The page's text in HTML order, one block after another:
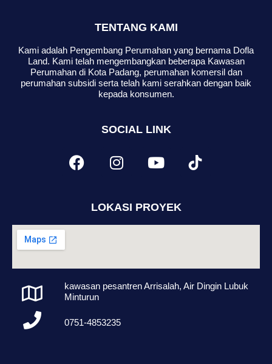
TENTANG KAMI
Kami adalah Pengembang Perumahan yang bernama Dofla
Land. Kami telah mengembangkan beberapa Kawasan
Perumahan di Kota Padang, perumahan komersil dan
perumahan subsidi serta telah kami serahkan dengan baik
kepada konsumen.
SOCIAL LINK
LOKASI PROYEK
kawasan pesantren Arrisalah, Air Dingin Lubuk
Minturun
0751-4853235